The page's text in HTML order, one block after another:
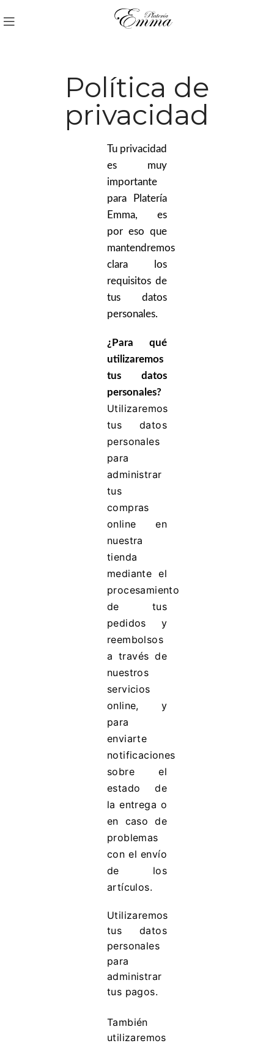
Política de
privacidad
Tu privacidad
es muy
importante
para Platería
Emma, es
por eso que
mantendremos
clara los
requisitos de
tus datos
personales.
¿Para qué
utilizaremos
tus datos
personales?
Utilizaremos
tus datos
personales
para
administrar
tus
compras
online en
nuestra
tienda
mediante el
procesamiento
de tus
pedidos y
reembolsos
a través de
nuestros
servicios
online, y
para
enviarte
notificaciones
sobre el
estado de
la entrega o
en caso de
problemas
con el envío
de los
artículos.
Utilizaremos
tus datos
personales
para
administrar
tus pagos.
También
utilizaremos